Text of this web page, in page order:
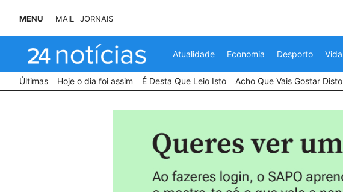
MENU MAIL JORNAIS
Atualidade Economia Desporto Vida
Últimas Hoje o dia foi assim É Desta Que Leio Isto Acho Que Vais Gostar Disto